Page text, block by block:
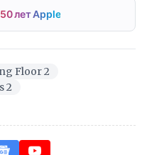
лет Apple
Floor 2
2